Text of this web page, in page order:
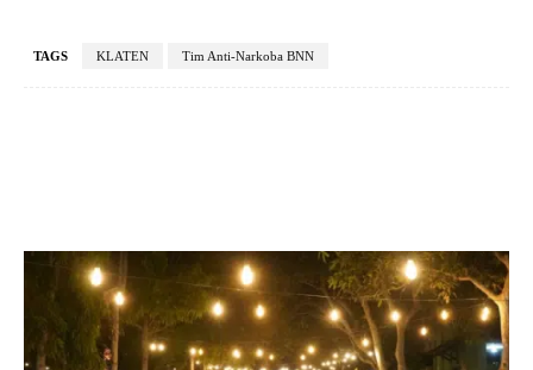
TAGS KLATEN Tim Anti-Narkoba BNN